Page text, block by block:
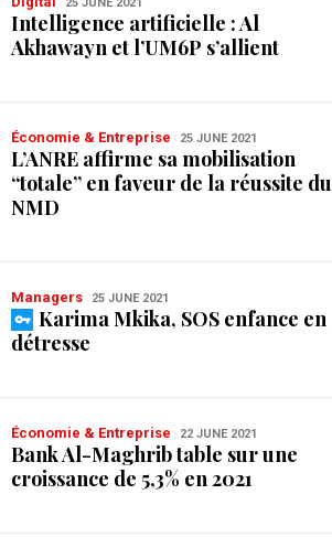
Intelligence artificielle : Al
Akhawayn et l’UM6P s’allient
Économie & Entreprise 25 JUNE 2021
L’ANRE affirme sa mobilisation
“totale” en faveur de la réussite du
NMD
Managers 25 JUNE 2021
Karima Mkika, SOS enfance en
détresse
Économie & Entreprise 22 JUNE 2021
Bank Al-Maghrib table sur une
croissance de 5,3% en 2021